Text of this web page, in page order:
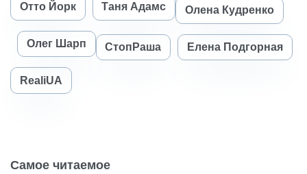
Отто Йорк Таня Адамс Олена Кудренко
Олег Шарп СтопРаша Елена Подгорная
RealiUA
Самое читаемое